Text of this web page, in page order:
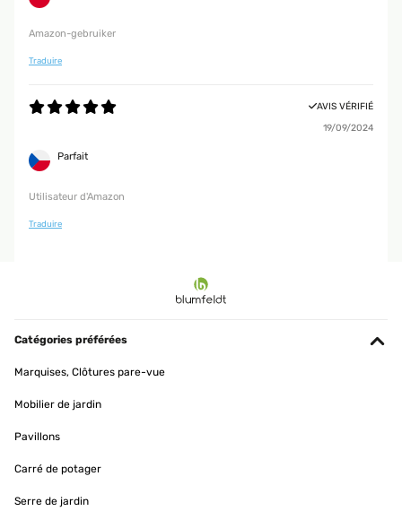
Amazon-gebruiker
Traduire
AVIS VÉRIFIÉ
19/09/2024
Parfait
Utilisateur d'Amazon
Traduire
Catégories préférées
Marquises, Clôtures pare-vue
Mobilier de jardin
Pavillons
Carré de potager
Serre de jardin